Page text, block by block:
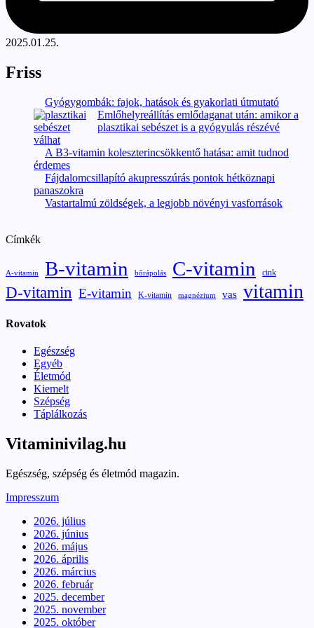
2025.01.25.
Friss
Gyógygombák: fajok, hatások és gyakorlati útmutató
Emlőhelyreállítás emlődaganat után: amikor a
plasztikai sebészet is a gyógyulás részévé
válhat
A B3-vitamin koleszterincsökkentő hatása: amit tudnod
érdemes
Fájdalomcsillapító akupresszúrás pontok hétköznapi
panaszokra
Vastartalmú zöldségek, a legjobb növényi vasforrások
Címkék
A-vitamin B-vitamin bőrápolás C-vitamin cink
D-vitamin E-vitamin K-vitamin magnézium vas vitamin
Rovatok
Egészség
Egyéb
Életmód
Kiemelt
Szépség
Táplálkozás
Vitaminivilag.hu
Egészség, szépség és életmód magazin.
Impresszum
2026. július
2026. június
2026. május
2026. április
2026. március
2026. február
2025. december
2025. november
2025. október